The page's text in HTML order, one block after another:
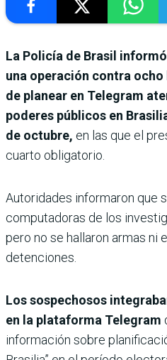
La Policía de Brasil
una operación contra
de planear en Telegram
poderes públicos en
de octubre, en las que el
cuarto obligatorio.
Autoridades informaron que
computadoras de los
pero no se hallaron armas ni
detenciones.
Los sospechosos
en la plataforma Telegram
información sobre